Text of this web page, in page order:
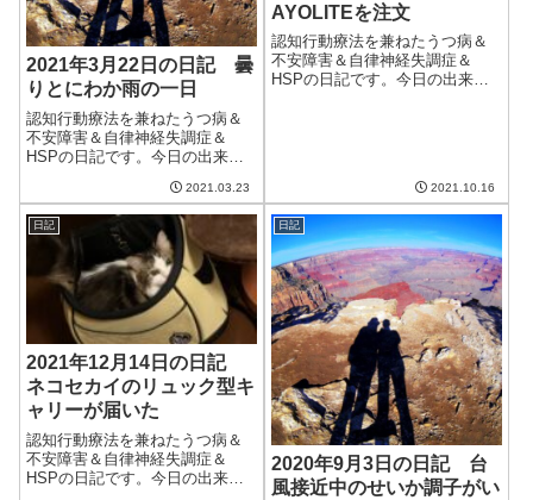
2021年3月22日の日記 曇
りとにわか雨の一日
認知行動療法を兼ねたうつ病＆
不安障害＆自律神経失調症＆
HSPの日記です。今日の出来事
っと曇りでにわか雨も降る日だ
った。洗濯物がいまいち乾か
ず、気分もすっきりしない。そ
れほど寒くなかったのはよかっ
たのだけど、春らし...
2021.03.23
AYOLITEを注文
認知行動療法を兼ねたうつ病＆
不安障害＆自律神経失調症＆
HSPの日記です。今日の出来事
うに気をつけねば。... 2021.10.16
日記
2021年12月14日の日記
ネコセカイのリュック型キ
ャリーが届いた
認知行動療法を兼ねたうつ病＆
不安障害＆自律神経失調症＆
HSPの日記です。今日の出来事
日記
2020年9月3日の日記 台
風接近中のせいか調子がい